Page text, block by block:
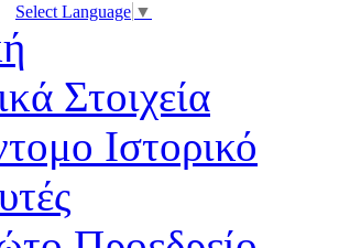
Select Language ▼
Στοιχεία
Ιστορικό